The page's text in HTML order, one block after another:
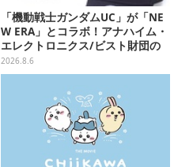
「機動戦士ガンダムUC」が「NE
W ERA」とコラボ！アナハイム・
エレクトロニクス/ビスト財団の
キャップが予約開始
2026.8.6